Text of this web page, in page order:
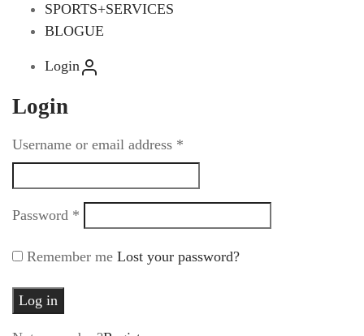
SPORTS+SERVICES
BLOGUE
Login
Login
Username or email address *
Password *
Remember me Lost your password?
Log in